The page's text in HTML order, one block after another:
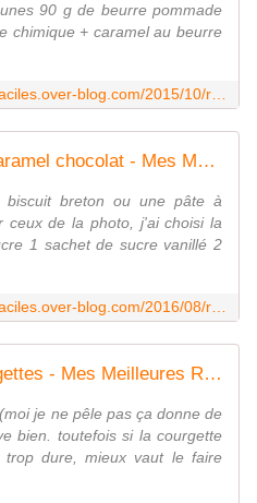
90 g de beurre pommade
chimique + caramel au beurre
Recette de tartelettes caramel chocolat - Mes Meilleures Recettes Faciles
breton ou une pâte à
ceux de la photo, j'ai choisi la
1 sachet de sucre vanillé 2
Recette de flan de courgettes - Mes Meilleures Recettes Faciles
je ne pêle pas ça donne de
bien. toutefois si la courgette
dure, mieux vaut le faire